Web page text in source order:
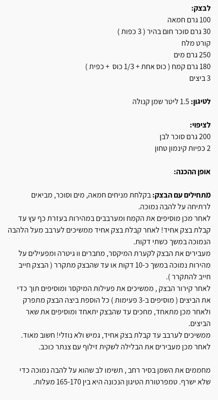
לבצק:
100 גרם חמאה
30 גרם סוכר חום בהיר ( 3 כפות )
קורט מלח
250 גרם מים
180 גרם קמח ( כוס אחת + 1/3 כוס + כפית )
3 ביצים
לטיגון:
לציפוי:
200 גרם סוכר לבן
2 כפיות קינמון טחון
אופן ההכנה:
מתחילים עם הבצק: בקלחת מניחים חמאה, מים וסוכר, מביאים
לרתיחה על להבה נמוכה.
לאחר מכן מוסיפים את הקמח ומערבבים במהירות בעזרת כף עץ עד
קבלת בצק אחיד! לאחר קבלת בצק אחיד ממשיכים לערבב מעל הלהבה
הנמוכה במשך כשתי דקות.
מעבירים את הבצק לקערת המיקסר, מחברים וו גיטרה ומפעילים על
מהירות נמוכה במשך כ-10 דקות או עד שהבצק מתקרר ( הבצק חייב
חייב להתקרר ).
לאחר קירור הבצק , ממשיכים את פעילות המיקסר ומוסיפים תוך כדי
את הביצים ( מוסיפים ב-3 פעימות ) כל הוספת ביצה הבצק מתפרק
ולאחר מכן מתאחד, מחכים עד שהבצק יתאחד ומוסיפים את שאר
הביצים.
ממשיכים לערבב עד קבלת בצק אחיד, גמיש ולא נוזלי! חשוב מאוד.
לאחר מכן מעבירים את הבלילה לשקית זילוף עם צנתר כוכב.
מחממים את השמן בסיר רחב , תשימו לב שהוא על להבה נמוכה כדי
שלא ישרף. טמפרטורת הטיגון הנכונה היא בין 165-170 מעלות.